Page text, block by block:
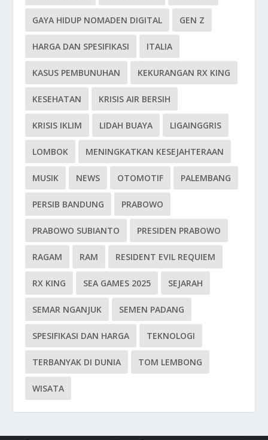
GAYA HIDUP NOMADEN DIGITAL GEN Z
HARGA DAN SPESIFIKASI ITALIA
KASUS PEMBUNUHAN KEKURANGAN RX KING
KESEHATAN KRISIS AIR BERSIH
KRISIS IKLIM LIDAH BUAYA LIGAINGGRIS
LOMBOK MENINGKATKAN KESEJAHTERAAN
MUSIK NEWS OTOMOTIF PALEMBANG
PERSIB BANDUNG PRABOWO
PRABOWO SUBIANTO PRESIDEN PRABOWO
RAGAM RAM RESIDENT EVIL REQUIEM
RX KING SEA GAMES 2025 SEJARAH
SEMAR NGANJUK SEMEN PADANG
SPESIFIKASI DAN HARGA TEKNOLOGI
TERBANYAK DI DUNIA TOM LEMBONG
WISATA